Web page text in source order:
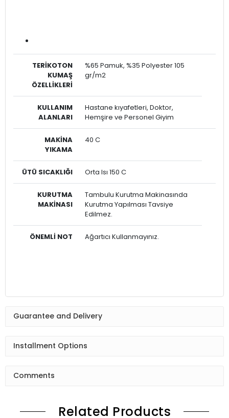
TERİKOTON
KUMAŞ
ÖZELLİKLERİ
%65 Pamuk, %35 Polyester 105
gr/m2
KULLANIM
ALANLARI
Hastane kıyafetleri, Doktor,
Hemşire ve Personel Giyim
MAKİNA
YIKAMA
40 C
ÜTÜ SICAKLIĞI Orta Isı 150 C
KURUTMA
MAKİNASI
Tambulu Kurutma Makinasında
Kurutma Yapılması Tavsiye
Edilmez.
ÖNEMLİ NOT Ağartıcı Kullanmayınız.
Guarantee and Delivery
Installment Options
Comments
Related Products